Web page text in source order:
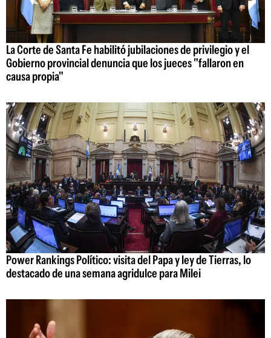
La Corte de Santa Fe habilitó jubilaciones de privilegio y el
Gobierno provincial denuncia que los jueces "fallaron en
causa propia"
Power Rankings Político: visita del Papa y ley de Tierras, lo
destacado de una semana agridulce para Milei